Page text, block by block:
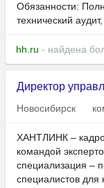
Обязанности:
технический
hh.ru - найдена
Директор
Новосибирск
ХАНТЛИНК –
командой
специализация –
специалистов для